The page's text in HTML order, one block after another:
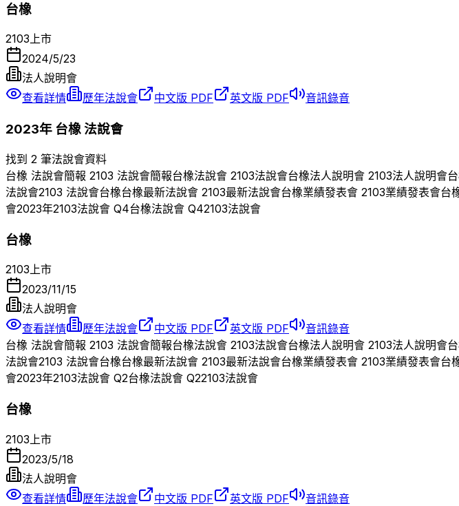
台橡
2103上市
2024/5/23
法人說明會
查看詳情
歷年法說會 中文版 PDF 英文版 PDF 音訊錄音
2023年 台橡法說會
找到 2 筆法說會資料
台橡 法說會簡報 2103 法說會簡報台橡法說會 2103法說會台橡法人說明會 2103法人說明會
法說會2103 法說會台橡台橡最新法說會 2103最新法說會台橡業績發表會 2103業績發表會台
會2023年2103法說會 Q4台橡法說會 Q42103法說會
台橡
2103上市
2023/11/15
法人說明會
查看詳情
歷年法說會 中文版 PDF 英文版 PDF
音訊錄音
台橡 法說會簡報 2103 法說會簡報台橡法說會 2103法說會台橡法人說明會 2103法人說明會
法說會2103 法說會台橡台橡最新法說會 2103最新法說會台橡業績發表會 2103業績發表會台
會2023年2103法說會 Q2台橡法說會 Q22103法說會
台橡
2103 上市
2023/5/18
法人說明會
查看詳情
歷年法說會 中文版 PDF 英文版 PDF 音訊錄音